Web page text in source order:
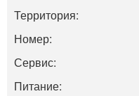
Территория:
Номер:
Сервис:
Питание: